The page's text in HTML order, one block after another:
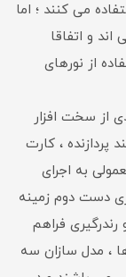
می کنند ؛ اما
و اتفاقا
از نورهای
از سخت افزار
پردازنده ، کارت
به اجرای
دست دوم زمینه
رندرگیری فراهم
، مدل سازان سه